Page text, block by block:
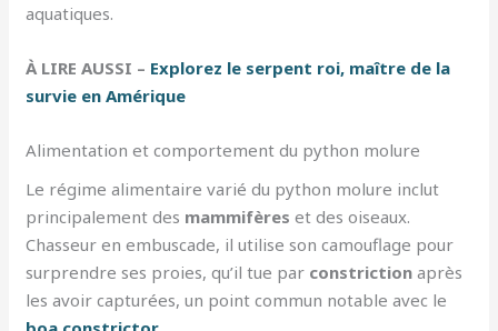
aquatiques.
À LIRE AUSSI – Explorez le serpent roi, maître de la
survie en Amérique
Alimentation et comportement du python molure
Le régime alimentaire varié du python molure inclut
principalement des mammifères et des oiseaux.
Chasseur en embuscade, il utilise son camouflage pour
surprendre ses proies, qu’il tue par constriction après
les avoir capturées, un point commun notable avec le